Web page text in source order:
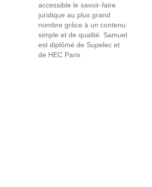
accessible le savoir-faire
juridique au plus grand
nombre grâce à un contenu
simple et de qualité. Samuel
est diplômé de Supelec et
de HEC Paris